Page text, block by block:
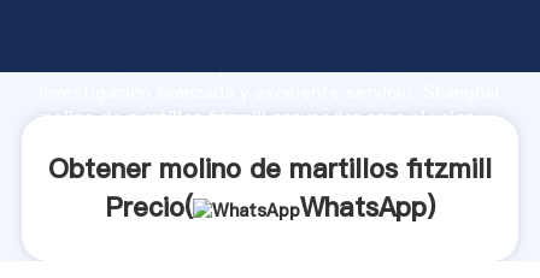
fuerte capacidad de producción, fuerza de
molino de martillos fitzmill proveedor crea el valor y
Obtener molino de martillos fitzmill
Precio(
WhatsApp)